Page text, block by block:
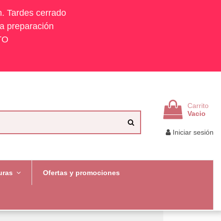
Tardes cerrado
preparación
Carrito
Vacio
Iniciar sesión
Ofertas y promociones